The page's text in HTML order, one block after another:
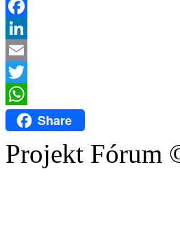
Facebook
LinkedIn
Email
Twitter
WhatsAppShare
Projekt Fórum